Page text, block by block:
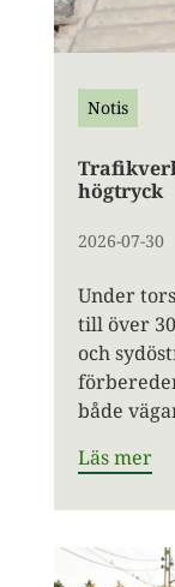
Notis
högtryck
2026-07-30
Under
till över
och
både
Läs mer